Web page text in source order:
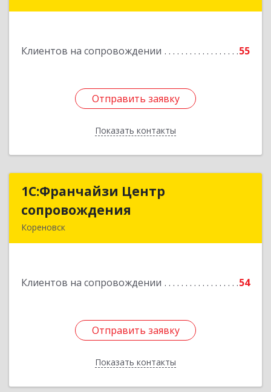
Клиентов на сопровождении 55
Отправить заявку
Показать контакты
Отправить заявку
Назад
1С:Франчайзи Центр
сопровождения
Кореновск
Клиентов на сопровождении 54
Отправить заявку
Показать контакты
1С:Франчайзи Центр
Отправить заявку
Назад